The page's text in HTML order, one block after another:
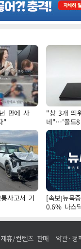
만에 사
"
"창 3개 띄
네"…'폴드8
니
사고서 기
[속보]뉴욕
0.6% 나스
제휴/컨텐츠 판매 약관·정